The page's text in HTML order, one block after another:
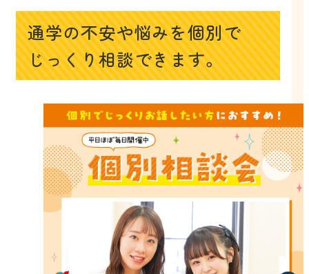
通学の不安や悩みを個別で
じっくり相談できます。